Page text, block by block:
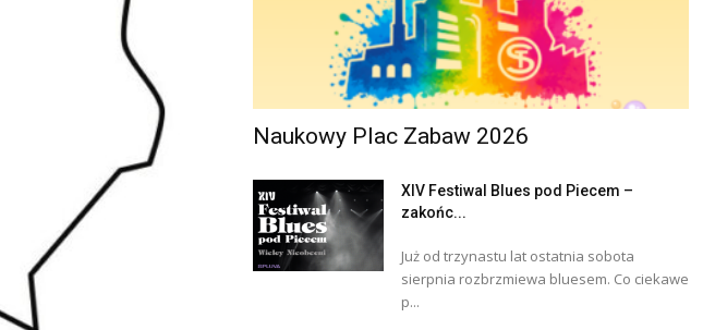
Naukowy Plac Zabaw 2026
XIV Festiwal Blues pod Piecem –
zakońc...
Już od trzynastu lat ostatnia sobota
sierpnia rozbrzmiewa bluesem. Co ciekawe
p...